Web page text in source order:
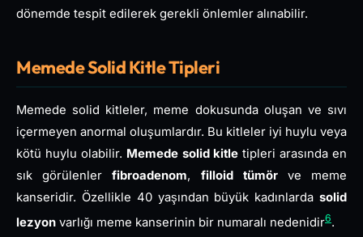
dönemde tespit edilerek gerekli önlemler alınabilir.
Memede Solid Kitle Tipleri
Memede solid kitleler, meme dokusunda oluşan ve sıvı
içermeyen anormal oluşumlardır. Bu kitleler iyi huylu veya
kötü huylu olabilir. Memede solid kitle tipleri arasında en
sık görülenlerfibroadenom, filloid tümörve meme
kanseridir. Özellikle 40 yaşından büyük kadınlarda solid
lezyon varlığı meme kanserinin bir numaralı nedenidir6.